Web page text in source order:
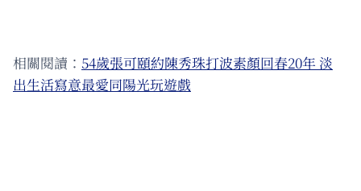
相關閱讀： 54歲張可頤約陳秀珠打波素顏回春20年 淡
出生活寫意最愛同陽光玩遊戲